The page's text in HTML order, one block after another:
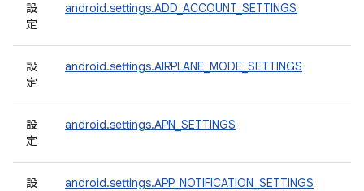
設
定
android.settings.ADD_ACCOUNT_SETTINGS
設
定
android.settings.AIRPLANE_MODE_SETTINGS
設
定
android.settings.APN_SETTINGS
設
android.settings.APP_NOTIFICATION_SETTINGS